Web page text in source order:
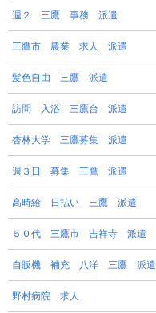
週２ 三鷹 事務 派遣
三鷹市 農業 求人 派遣
髪色自由 三鷹 派遣
訪問 入浴 三鷹台 派遣
杏林大学 三鷹募集 派遣
週３日 募集 三鷹 派遣
高時給 日払い 三鷹 派遣
５０代 三鷹市 吉祥寺 派遣
自販機 補充 八洋 三鷹 派遣
野村病院 求人